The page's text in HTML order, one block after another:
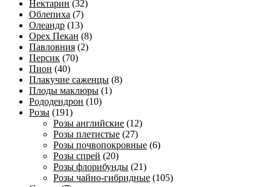
Нектарин (32)
Облепиха (7)
Олеандр (13)
Орех Пекан (8)
Павловния (2)
Персик (70)
Пион (40)
Плакучие саженцы (8)
Плоды маклюры (1)
Рододендрон (10)
Розы (191)
Розы английские (12)
Розы плетистые (27)
Розы почвопокровные (6)
Розы спрей (20)
Розы флорибунды (21)
Розы чайно-гибридные (105)